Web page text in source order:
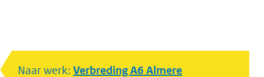
Naar werk: Verbreding A6 Almere